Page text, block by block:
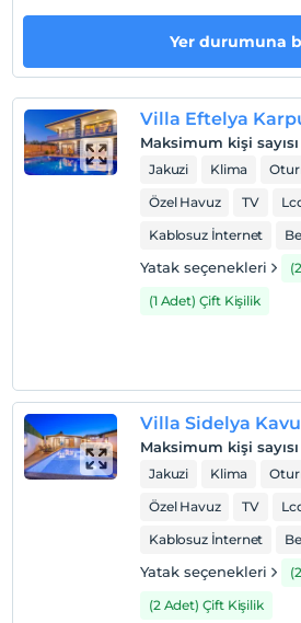
En erken saat 16:00 ve sonrası
Check/out
En geç saat 10:00 ve öncesi
Evcil Hayvan
Sigara içilen alanlar var
2 yaşına kadar olan bebekler
Yer durumuna
Villa Eftelya
Maksimum kişi sayısı
Jakuzi Klima
Özel Havuz
TV
Kablosuz İnternet
Yatak seçenekleri
(1 Adet) Çift Kişilik
Villa Sidelya
Maksimum kişi sayısı
Jakuzi Klima
Özel Havuz
TV
Kablosuz İnternet
Yatak seçenekleri
(2 Adet) Çift Kişilik